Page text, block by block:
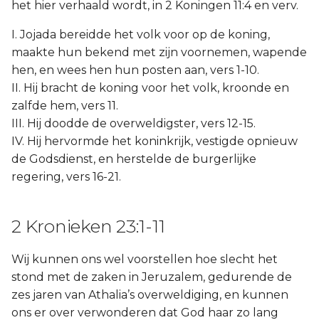
het hier verhaald wordt, in 2 Koningen 11:4 en verv.
I. Jojada bereidde het volk voor op de koning,
maakte hun bekend met zijn voornemen, wapende
hen, en wees hen hun posten aan, vers 1-10.
II. Hij bracht de koning voor het volk, kroonde en
zalfde hem, vers 11.
III. Hij doodde de overweldigster, vers 12-15.
IV. Hij hervormde het koninkrijk, vestigde opnieuw
de Godsdienst, en herstelde de burgerlijke
regering, vers 16-21.
2 Kronieken 23:1-11
Wij kunnen ons wel voorstellen hoe slecht het
stond met de zaken in Jeruzalem, gedurende de
zes jaren van Athalia’s overweldiging, en kunnen
ons er over verwonderen dat God haar zo lang